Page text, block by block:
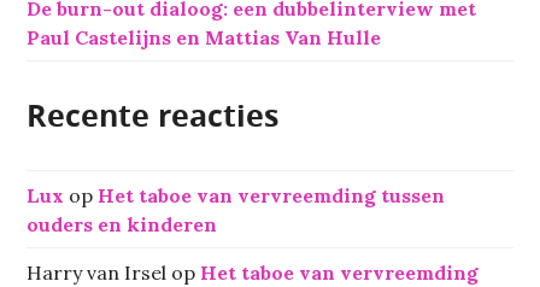
De burn-out dialoog: een dubbelinterview met
Paul Castelijns en Mattias Van Hulle
Recente reacties
Lux op Het taboe van vervreemding tussen
ouders en kinderen
Harry van Irsel op Het taboe van vervreemding